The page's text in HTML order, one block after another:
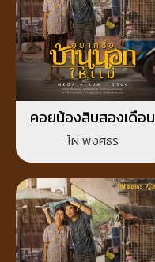
คอยน้องสิบสองเดือน
ไผ่ พงศธร